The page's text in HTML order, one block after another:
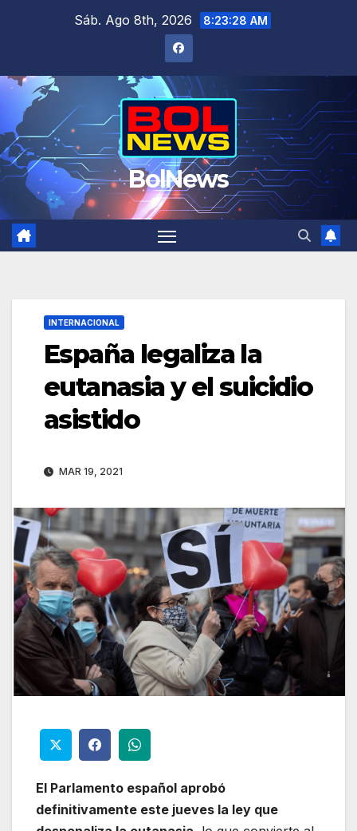
Sáb. Ago 8th, 2026 8:23:28 AM
BolNews
INTERNACIONAL
España legaliza la
eutanasia y el suicidio
asistido
MAR 19, 2021
El Parlamento español aprobó
definitivamente este jueves la ley que